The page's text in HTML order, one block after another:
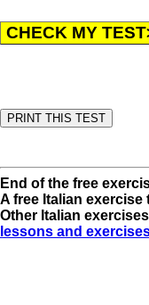
End of the free
A free Italian exercise
Other Italian
lessons and